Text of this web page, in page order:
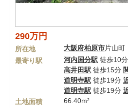
290万円
所在地 大阪府柏原市片山町
最寄り駅
河内国分駅 徒歩10分
高井田駅 徒歩15分
道明寺駅 徒歩19分
道明寺駅 徒歩19分
土地面積
66.40m²